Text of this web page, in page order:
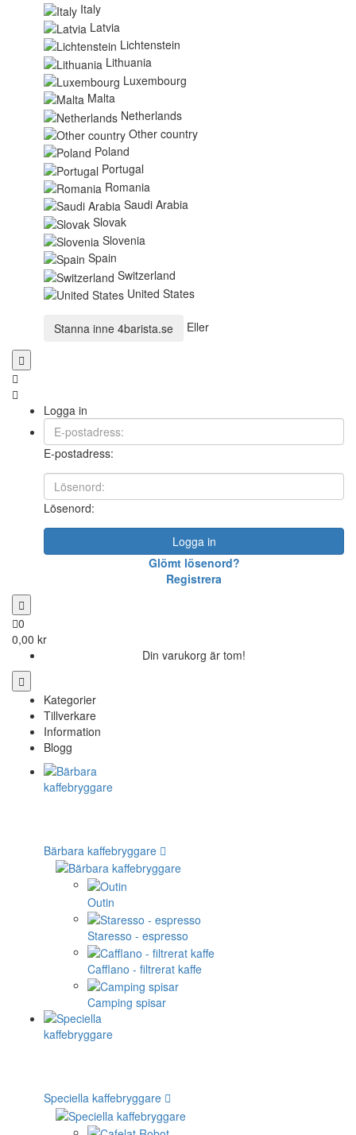
Italy
Latvia
Lichtenstein
Lithuania
Luxembourg
Malta
Netherlands
Other country
Poland
Portugal
Romania
Saudi Arabia
Slovak
Slovenia
Spain
Switzerland
United States
Stanna inne 4barista.se Eller
Logga in
E-postadress:
Lösenord:
Logga in
Glömt lösenord?
Registrera
0
0,00 kr
Din varukorg är tom!
Kategorier
Tillverkare
Information
Blogg
Bärbara kaffebryggare
Outin
Staresso - espresso
Cafflano - filtrerat kaffe
Camping spisar
Speciella kaffebryggare